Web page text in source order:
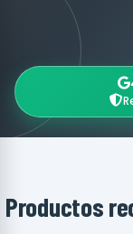
Productos